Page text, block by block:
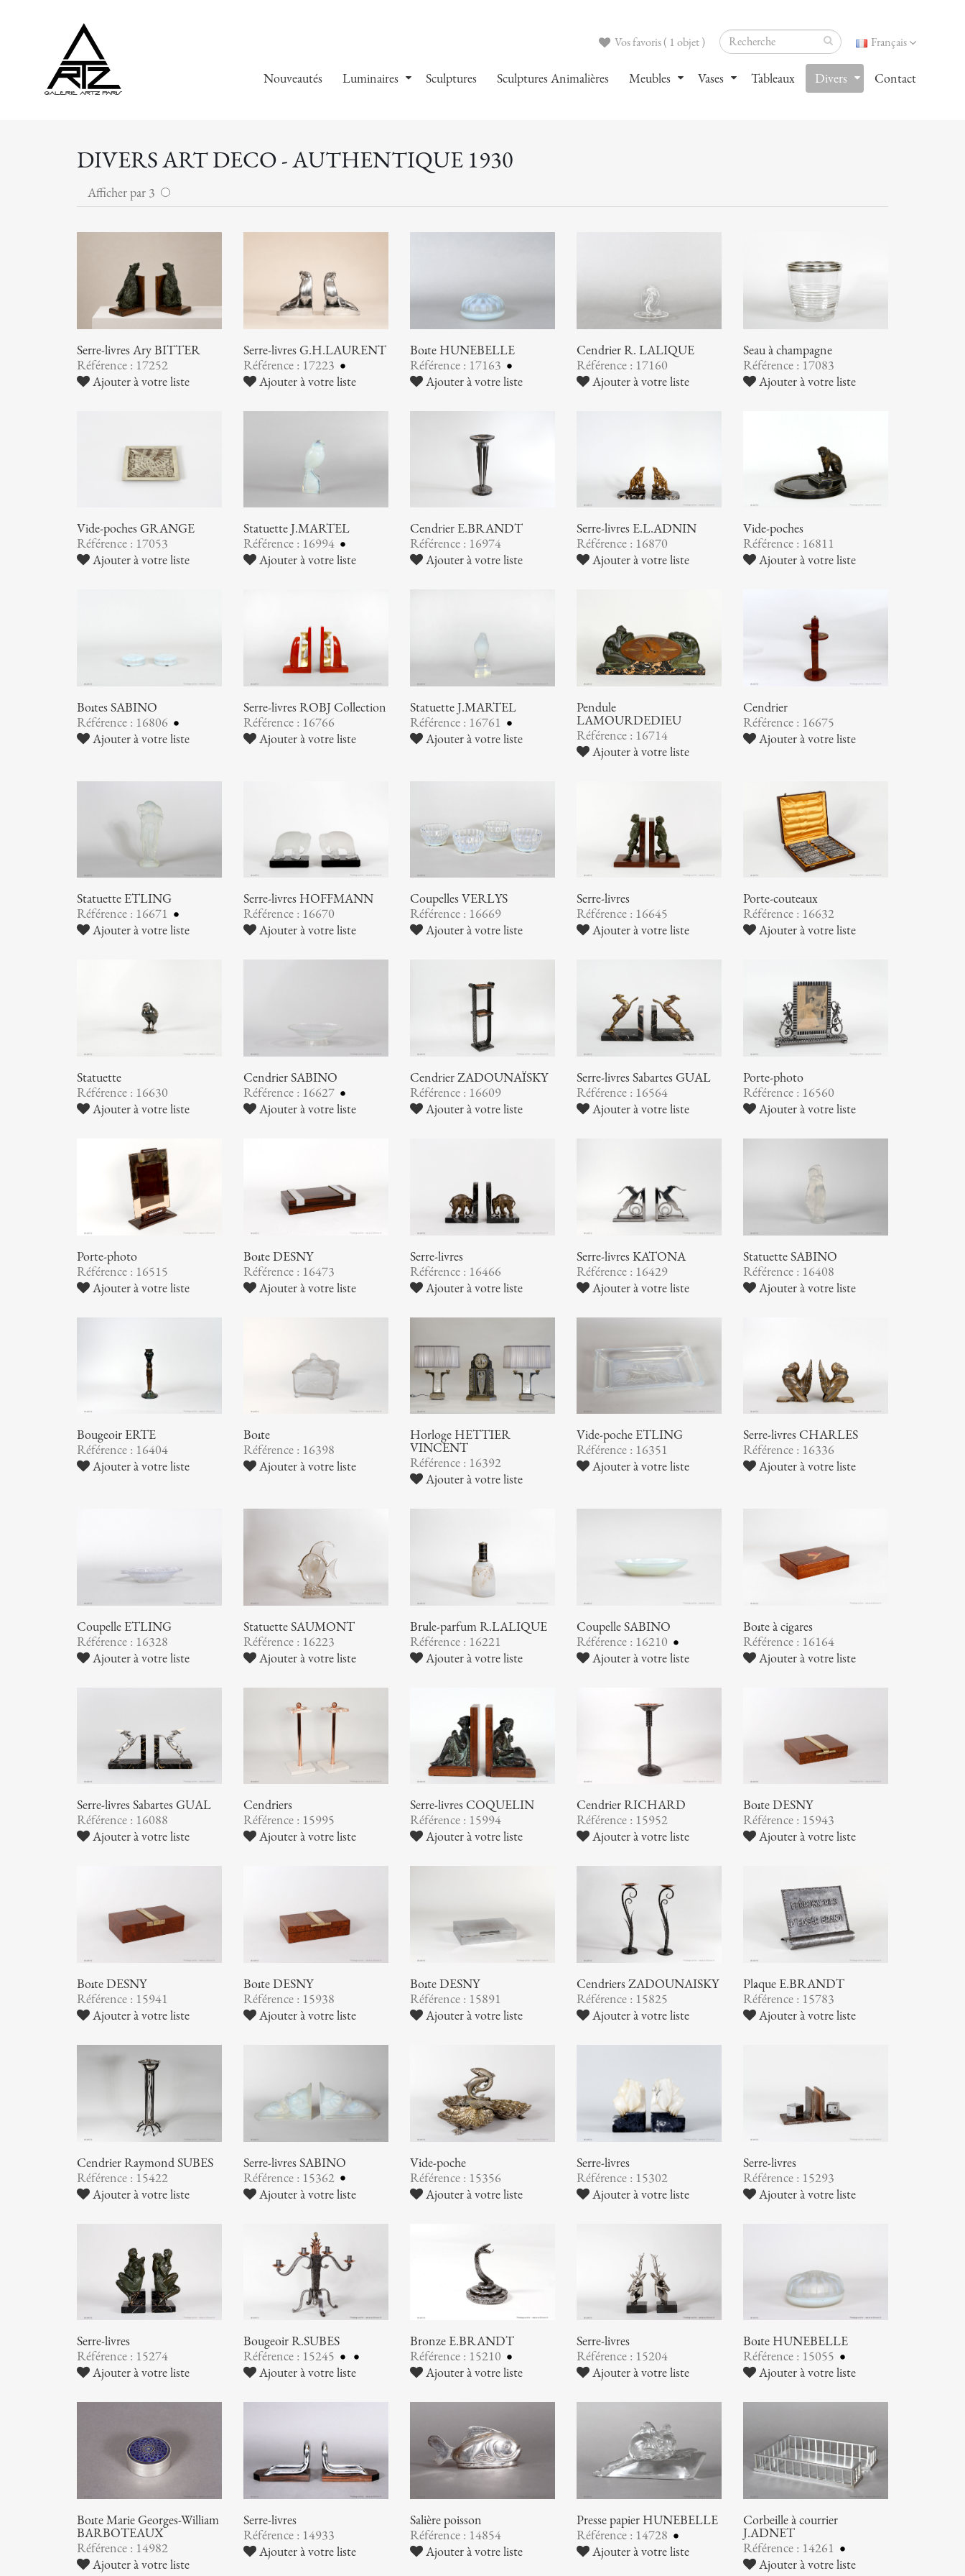
Français
Vos favoris ( 1 objet )
Nouveautés Luminaires Sculptures Sculptures Animalières Meubles Vases Tableaux Divers Contact
DIVERS ART DECO - AUTHENTIQUE 1930
Afficher par 3
Serre-livres Ary BITTER
Référence : 17252
Ajouter à votre liste
Serre-livres G.H.LAURENT
Référence : 17223
Ajouter à votre liste
Boîte HUNEBELLE
Référence : 17163
Ajouter à votre liste
Cendrier R. LALIQUE
Référence : 17160
Ajouter à votre liste
Seau à champagne
Référence : 17083
Ajouter à votre liste
Vide-poches GRANGE
Référence : 17053
Ajouter à votre liste
Statuette J.MARTEL
Référence : 16994
Ajouter à votre liste
Cendrier E.BRANDT
Référence : 16974
Ajouter à votre liste
Serre-livres E.L.ADNIN
Référence : 16870
Ajouter à votre liste
Vide-poches
Référence : 16811
Ajouter à votre liste
Boîtes SABINO
Référence : 16806
Ajouter à votre liste
Serre-livres ROBJ Collection
Référence : 16766
Ajouter à votre liste
Statuette J.MARTEL
Référence : 16761
Ajouter à votre liste
Pendule
LAMOURDEDIEU
Référence : 16714
Ajouter à votre liste
Cendrier
Référence : 16675
Ajouter à votre liste
Statuette ETLING
Référence : 16671
Ajouter à votre liste
Serre-livres HOFFMANN
Référence : 16670
Ajouter à votre liste
Coupelles VERLYS
Référence : 16669
Ajouter à votre liste
Serre-livres
Référence : 16645
Ajouter à votre liste
Porte-couteaux
Référence : 16632
Ajouter à votre liste
Statuette
Référence : 16630
Ajouter à votre liste
Cendrier SABINO
Référence : 16627
Ajouter à votre liste
Cendrier ZADOUNAÏSKY
Référence : 16609
Ajouter à votre liste
Serre-livres Sabartes GUAL
Référence : 16564
Ajouter à votre liste
Porte-photo
Référence : 16560
Ajouter à votre liste
Porte-photo
Référence : 16515
Ajouter à votre liste
Boîte DESNY
Référence : 16473
Ajouter à votre liste
Serre-livres
Référence : 16466
Ajouter à votre liste
Serre-livres KATONA
Référence : 16429
Ajouter à votre liste
Statuette SABINO
Référence : 16408
Ajouter à votre liste
Bougeoir ERTE
Référence : 16404
Ajouter à votre liste
Boîte
Référence : 16398
Ajouter à votre liste
Horloge HETTIER
VINCENT
Référence : 16392
Ajouter à votre liste
Vide-poche ETLING
Référence : 16351
Ajouter à votre liste
Serre-livres CHARLES
Référence : 16336
Ajouter à votre liste
Coupelle ETLING
Référence : 16328
Ajouter à votre liste
Statuette SAUMONT
Référence : 16223
Ajouter à votre liste
Brûle-parfum R.LALIQUE
Référence : 16221
Ajouter à votre liste
Coupelle SABINO
Référence : 16210
Ajouter à votre liste
Boîte à cigares
Référence : 16164
Ajouter à votre liste
Serre-livres Sabartes GUAL
Référence : 16088
Ajouter à votre liste
Cendriers
Référence : 15995
Ajouter à votre liste
Serre-livres COQUELIN
Référence : 15994
Ajouter à votre liste
Cendrier RICHARD
Référence : 15952
Ajouter à votre liste
Boîte DESNY
Référence : 15943
Ajouter à votre liste
Boîte DESNY
Référence : 15941
Ajouter à votre liste
Boîte DESNY
Référence : 15938
Ajouter à votre liste
Boîte DESNY
Référence : 15891
Ajouter à votre liste
Cendriers ZADOUNAISKY
Référence : 15825
Ajouter à votre liste
Plâque E.BRANDT
Référence : 15783
Ajouter à votre liste
Cendrier Raymond SUBES
Référence : 15422
Ajouter à votre liste
Serre-livres SABINO
Référence : 15362
Ajouter à votre liste
Vide-poche
Référence : 15356
Ajouter à votre liste
Serre-livres
Référence : 15302
Ajouter à votre liste
Serre-livres
Référence : 15293
Ajouter à votre liste
Serre-livres
Référence : 15274
Ajouter à votre liste
Bougeoir R.SUBES
Référence : 15245
Ajouter à votre liste
Bronze E.BRANDT
Référence : 15210
Ajouter à votre liste
Serre-livres
Référence : 15204
Ajouter à votre liste
Boîte HUNEBELLE
Référence : 15055
Ajouter à votre liste
Boîte Marie Georges-William
BARBOTEAUX
Référence : 14982
Ajouter à votre liste
Serre-livres
Référence : 14933
Ajouter à votre liste
Salière poisson
Référence : 14854
Ajouter à votre liste
Presse papier HUNEBELLE
Référence : 14728
Ajouter à votre liste
Corbeille à courrier
J.ADNET
Référence : 14261
Ajouter à votre liste